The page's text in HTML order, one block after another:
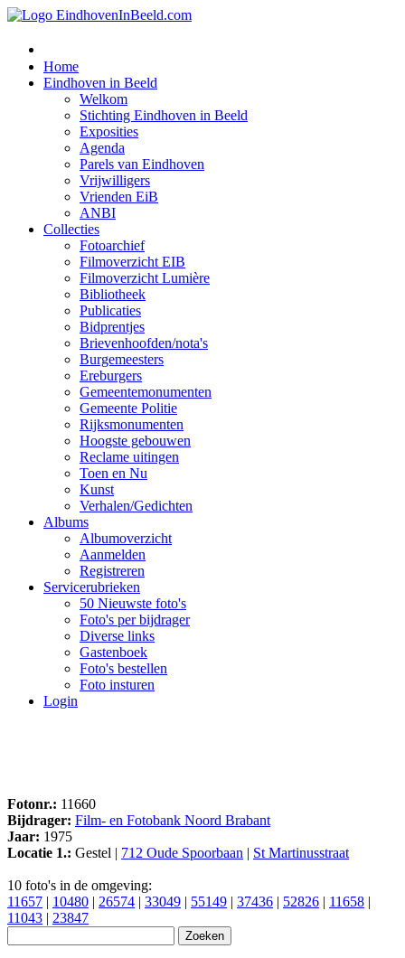
Home
Eindhoven in Beeld
Welkom
Stichting Eindhoven in Beeld
Exposities
Agenda
Parels van Eindhoven
Vrijwilligers
Vrienden EiB
ANBI
Collecties
Fotoarchief
Filmoverzicht EIB
Filmoverzicht Lumière
Bibliotheek
Publicaties
Bidprentjes
Brievenhoofden/nota's
Burgemeesters
Ereburgers
Gemeentemonumenten
Gemeente Politie
Rijksmonumenten
Hoogste gebouwen
Reclame uitingen
Toen en Nu
Kunst
Verhalen/Gedichten
Albums
Albumoverzicht
Aanmelden
Registreren
Servicerubrieken
50 Nieuwste foto's
Foto's per bijdrager
Diverse links
Gastenboek
Foto's bestellen
Foto insturen
Login
Fotonr.: 11660
Bijdrager: Film- en Fotobank Noord Brabant
Jaar: 1975
Locatie 1.: Gestel | 712 Oude Spoorbaan | St Martinusstraat
10 foto's in de omgeving:
11657 | 10480 | 26574 | 33049 | 55149 | 37436 | 52826 | 11658 |
11043 | 23847